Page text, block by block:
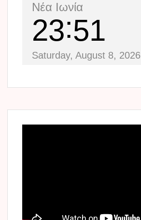
Νέα Ιωνία
23 51
Saturday, August 8, 2026